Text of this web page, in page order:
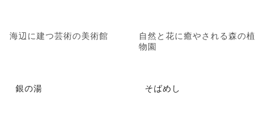
海辺に建つ芸術の美術館
自然と花に癒やされる森の植
物園
銀の湯 そばめし